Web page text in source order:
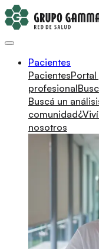
Pacientes
Pacientes
profesional
Buscá un
comunidad
nosotros